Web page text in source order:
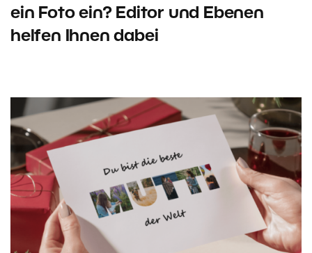
ein Foto ein? Editor und Ebenen
helfen Ihnen dabei